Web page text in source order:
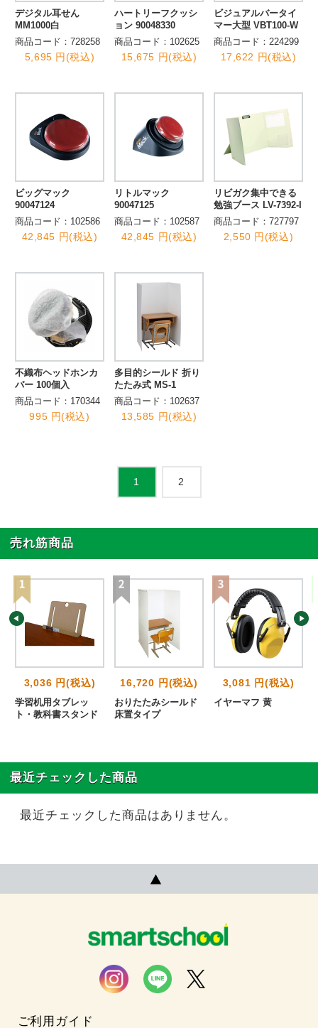
デジタル耳せん
MM1000白
商品コード：728258
5,695 円(税込)
ハートリーフクッシ
ョン 90048330
商品コード：102625
15,675 円(税込)
ビジュアルバータイ
マー大型 VBT100-W
商品コード：224299
17,622 円(税込)
ビッグマック
90047124
商品コード：102586
42,845 円(税込)
リトルマック
90047125
商品コード：102587
42,845 円(税込)
リビガク集中できる
勉強ブース LV-7392-I
商品コード：727797
2,550 円(税込)
不織布ヘッドホンカ
バー 100個入
商品コード：170344
995 円(税込)
多目的シールド 折り
たたみ式 MS-1
商品コード：102637
13,585 円(税込)
1 2
売れ筋商品
3,036 円(税込)
学習机用タブレッ
ト・教科書スタンド
16,720 円(税込)
おりたたみシールド
床置タイプ
3,081 円(税込)
イヤーマフ 黄
最近チェックした商品
最近チェックした商品はありません。
ご利用ガイド